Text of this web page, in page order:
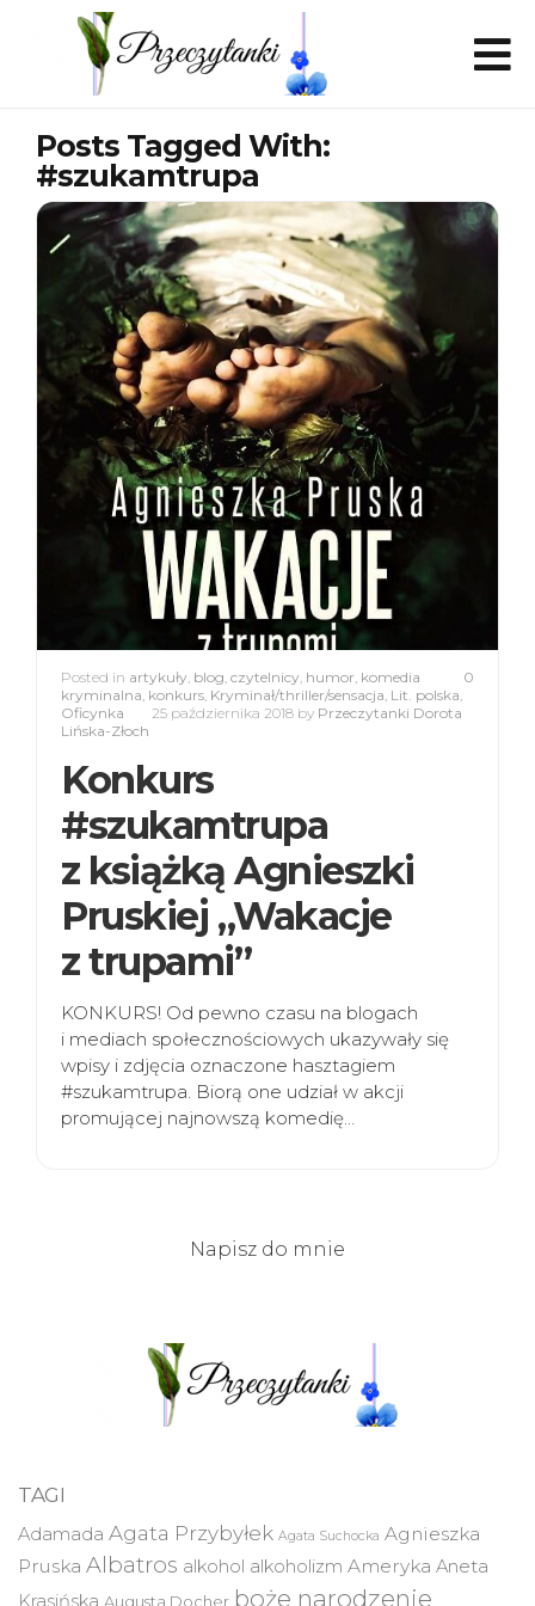
Posts Tagged With:
#szukamtrupa
0
Posted in artykuły, blog, czytelnicy, humor, komedia
kryminalna, konkurs, Kryminał/thriller/sensacja, Lit. polska,
Oficynka
25 października 2018 by Przeczytanki Dorota
Lińska-Złoch
Konkurs
#szukamtrupa
z książką Agnieszki
Pruskiej „Wakacje
z trupami”
KONKURS! Od pewno czasu na blogach
i mediach społecznościowych ukazywały się
wpisy i zdjęcia oznaczone hasztagiem
#szukamtrupa. Biorą one udział w akcji
promującej najnowszą komedię…
Napisz do mnie
TAGI
Adamada Agata Przybyłek Agata Suchocka Agnieszka
Pruska Albatros alkohol alkoholizm Ameryka Aneta
Augusta Docher boże narodzenie